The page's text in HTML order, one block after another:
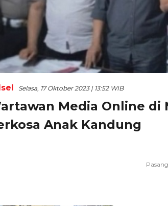
Selasa, 17 Oktober 2023 | 13:52 WIB
Media Online di
Anak Kandung